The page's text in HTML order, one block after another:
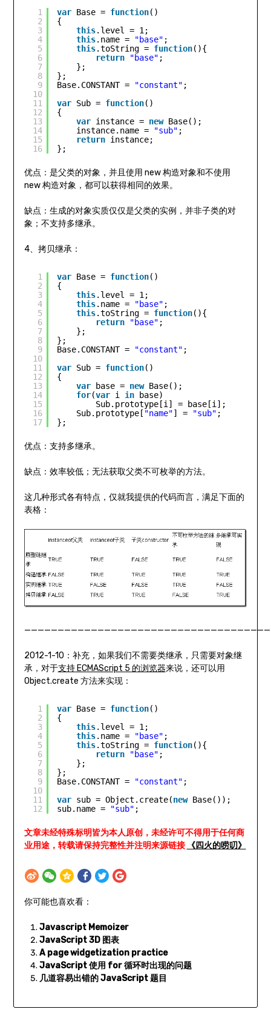
1
2
3
4
5
6
7
8
9
10
11
12
13
14
15
16
var Base = function()
{
this.level = 1;
this.name = "base" ;
this.toString = function(){
return
"base" ;
};
};
Base.CONSTANT =
"constant" ;
var Sub = function()
{
var instance = new Base();
instance.name =
"sub" ;
return instance;
};
优点：是父类的对象，并且使用 new 构造对象和不使用
new 构造对象，都可以获得相同的效果。
缺点：生成的对象实质仅仅是父类的实例，并非子类的对
象；不支持多继承。
4、拷贝继承：
1
2
3
4
5
6
7
8
9
10
11
12
13
14
15
16
17
var Base = function()
{
this.level = 1;
this.name = "base" ;
this.toString = function(){
return
"base" ;
};
};
Base.CONSTANT =
"constant" ;
var Sub = function()
{
var
base = new Base();
for(var i in
base)
Sub.prototype[i] = base[i];
Sub.prototype[ "name"] = "sub" ;
};
优点：支持多继承。
缺点：效率较低；无法获取父类不可枚举的方法。
这几种形式各有特点，仅就我提供的代码而言，满足下面的
表格：
2012-1-10：补充，如果我们不需要类继承，只需要对象继
承，对于支持 ECMAScript 5 的浏览器来说，还可以用
Object.create 方法来实现：
1
2
3
4
5
6
7
8
9
10
11
12
var Base = function()
{
this.level = 1;
this.name = "base" ;
this.toString = function(){
return
"base" ;
};
};
Base.CONSTANT =
"constant" ;
var sub = Object.create(new Base());
sub.name =
"sub" ;
文章未经特殊标明皆为本人原创，未经许可不得用于任何商
业用途，转载请保持完整性并注明来源链接
《四火的唠叨》
你可能也喜欢看：
Javascript Memoizer
JavaScript 3D 图表
A page widgetization practice
JavaScript 使用 for 循环时出现的问题
几道容易出错的 JavaScript 题目